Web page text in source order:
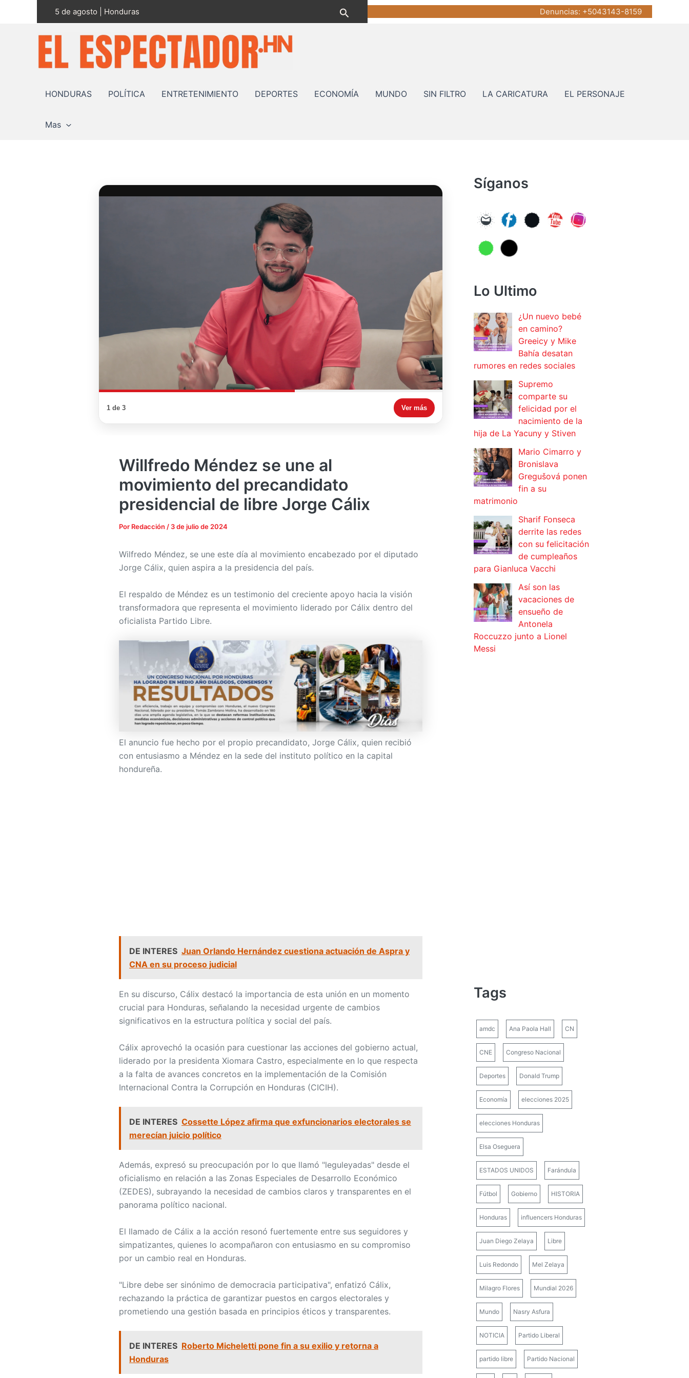
5 de agosto | Honduras Buscar Denuncias: +5043143-8159
HONDURAS POLÍTICA ENTRETENIMIENTO DEPORTES ECONOMÍA MUNDO SIN FILTRO LA CARICATURA EL PERSONAJE
Mas
1 de 3 Ver más
Willfredo Méndez se une al
movimiento del precandidato
presidencial de libre Jorge Cálix
Por Redacción / 3 de julio de 2024
Wilfredo Méndez, se une este día al movimiento encabezado por el diputado
Jorge Cálix, quien aspira a la presidencia del país.
El respaldo de Méndez es un testimonio del creciente apoyo hacia la visión
transformadora que representa el movimiento liderado por Cálix dentro del
oficialista Partido Libre.
El anuncio fue hecho por el propio precandidato, Jorge Cálix, quien recibió
con entusiasmo a Méndez en la sede del instituto político en la capital
hondureña.
DE INTERES Juan Orlando Hernández cuestiona actuación de Aspra y
CNA en su proceso judicial
En su discurso, Cálix destacó la importancia de esta unión en un momento
crucial para Honduras, señalando la necesidad urgente de cambios
significativos en la estructura política y social del país.
Cálix aprovechó la ocasión para cuestionar las acciones del gobierno actual,
liderado por la presidenta Xiomara Castro, especialmente en lo que respecta
a la falta de avances concretos en la implementación de la Comisión
Internacional Contra la Corrupción en Honduras (CICIH).
DE INTERES Cossette López afirma que exfuncionarios electorales se
merecían juicio político
Además, expresó su preocupación por lo que llamó "leguleyadas" desde el
oficialismo en relación a las Zonas Especiales de Desarrollo Económico
(ZEDES), subrayando la necesidad de cambios claros y transparentes en el
panorama político nacional.
El llamado de Cálix a la acción resonó fuertemente entre sus seguidores y
simpatizantes, quienes lo acompañaron con entusiasmo en su compromiso
por un cambio real en Honduras.
"Libre debe ser sinónimo de democracia participativa", enfatizó Cálix,
rechazando la práctica de garantizar puestos en cargos electorales y
prometiendo una gestión basada en principios éticos y transparentes.
DE INTERES Roberto Micheletti pone fin a su exilio y retorna a
Honduras
Síganos
Lo Ultimo
¿Un nuevo bebé
en camino?
Greeicy y Mike
Bahía desatan
rumores en redes sociales
Supremo
comparte su
felicidad por el
nacimiento de la
hija de La Yacuny y Stiven
Mario Cimarro y
Bronislava
Gregušová ponen
fin a su
matrimonio
Sharif Fonseca
derrite las redes
con su felicitación
de cumpleaños
para Gianluca Vacchi
Así son las
vacaciones de
ensueño de
Antonela
Roccuzzo junto a Lionel
Messi
Tags
amdc Ana Paola Hall CN
CNE Congreso Nacional
Deportes Donald Trump
Economía elecciones 2025
elecciones Honduras
Elsa Oseguera
ESTADOS UNIDOS Farándula
Fútbol Gobierno HISTORIA
Honduras influencers Honduras
Juan Diego Zelaya Libre
Luis Redondo Mel Zelaya
Milagro Flores Mundial 2026
Mundo Nasry Asfura
NOTICIA Partido Liberal
partido libre Partido Nacional